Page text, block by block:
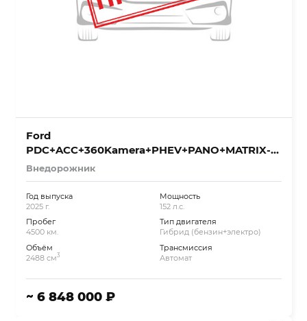
Ford
PDC+ACC+360Kamera+PHEV+PANO+MATRIX-
LED+CarPlay
Внедорожник
Год выпуска
2025 г.
Пробег
4500 км.
Объём
2488 см3
Мощность
152 л.с.
Тип двигателя
Гибрид (бензин+электро)
Трансмиссия
Автомат
~ 6 848 000 ₽